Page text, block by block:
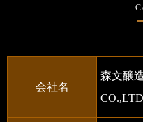
会社名
森文醸